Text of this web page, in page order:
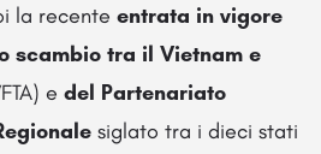
la recente entrata in vigore
scambio tra il Vietnam e
e del Partenariato
siglato tra i dieci stati